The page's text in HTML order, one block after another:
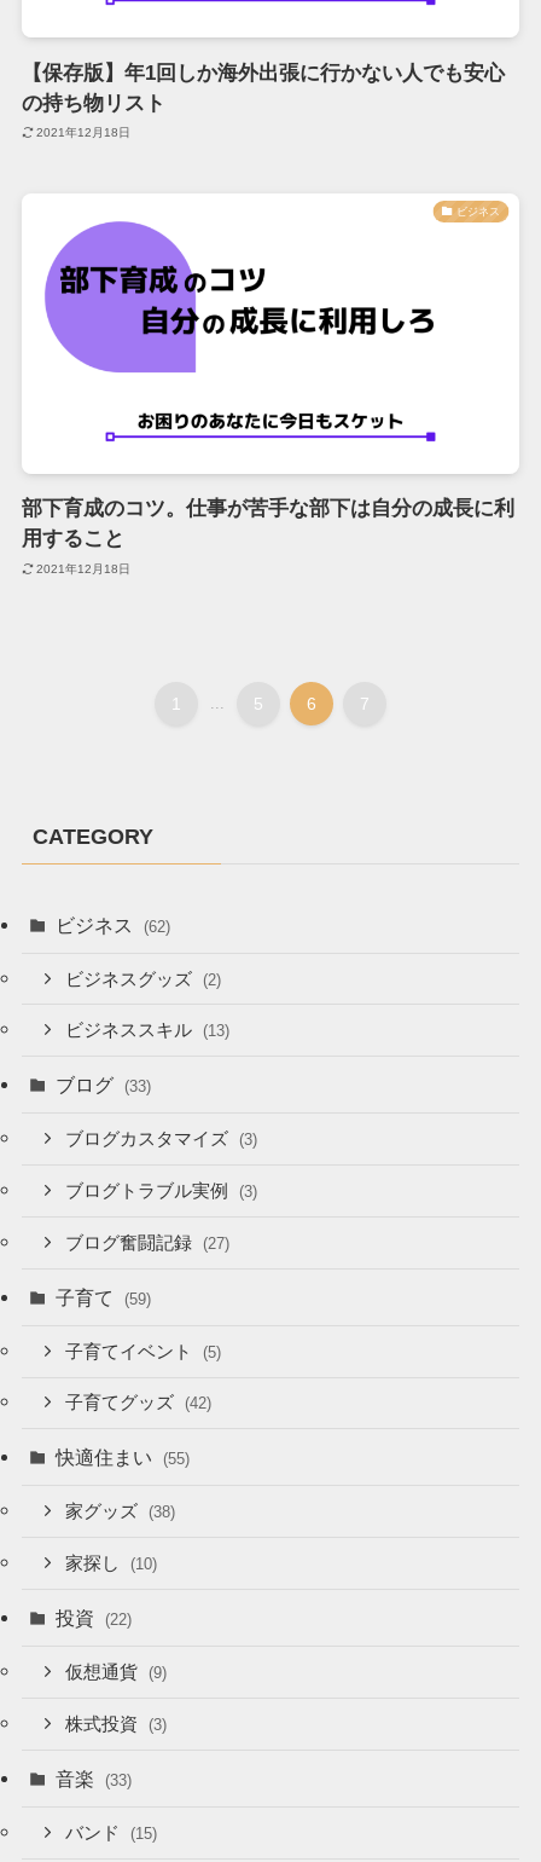
【保存版】年1回しか海外出張に行かない人でも安心
の持ち物リスト
2021年12月18日
ビジネス
部下育成のコツ。仕事が苦手な部下は自分の成長に利
用すること
2021年12月18日
1 ... 5 6 7
CATEGORY
ビジネス (62)
ビジネスグッズ (2)
ビジネススキル (13)
ブログ (33)
ブログカスタマイズ (3)
ブログトラブル実例 (3)
ブログ奮闘記録 (27)
子育て (59)
子育てイベント (5)
子育てグッズ (42)
快適住まい (55)
家グッズ (38)
家探し (10)
投資 (22)
仮想通貨 (9)
株式投資 (3)
音楽 (33)
バンド (15)